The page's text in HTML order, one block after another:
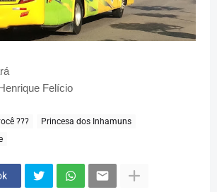
Felício
???
Princesa dos Inhamuns